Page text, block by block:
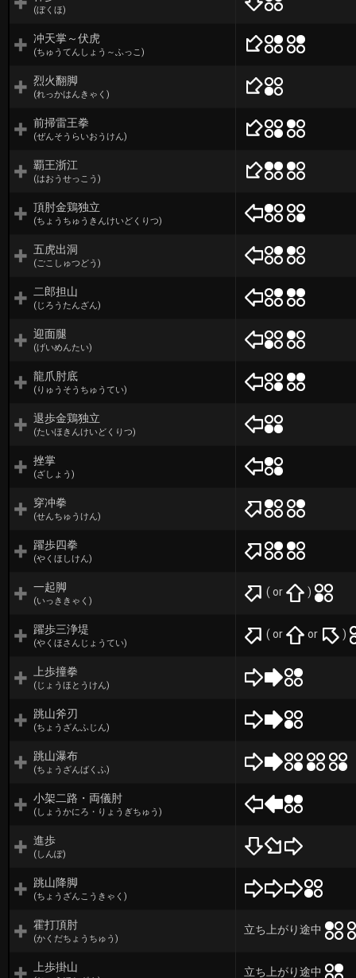
(ぼくほ)
冲天掌～伏虎
(ちゅうてんしょう～ふっこ)
烈火翻脚
(れっかはんきゃく)
前掃雷王拳
(ぜんそうらいおうけん)
覇王浙江
(はおうせっこう)
頂肘金鶏独立
(ちょうちゅうきんけいどくりつ)
五虎出洞
(ごこしゅつどう)
二郎担山
(じろうたんざん)
迎面腿
(げいめんたい)
龍爪肘底
(りゅうそうちゅうてい)
退歩金鶏独立
(たいほきんけいどくりつ)
挫掌
(ざしょう)
穿冲拳
(せんちゅうけん)
躍歩四拳
(やくほしけん)
一起脚
(いっききゃく)
( or )
躍歩三浄堤
(やくほさんじょうてい)
( or or )
上歩撞拳
(じょうほとうけん)
跳山斧刃
(ちょうざんふじん)
跳山瀑布
(ちょうざんばくふ)
小架二路・両儀肘
(しょうかにろ・りょうぎちゅう)
進歩
(しんぽ)
跳山降脚
(ちょうざんこうきゃく)
霍打頂肘
(かくだちょうちゅう)
立ち上がり途中
上歩掛山 立ち上がり途中